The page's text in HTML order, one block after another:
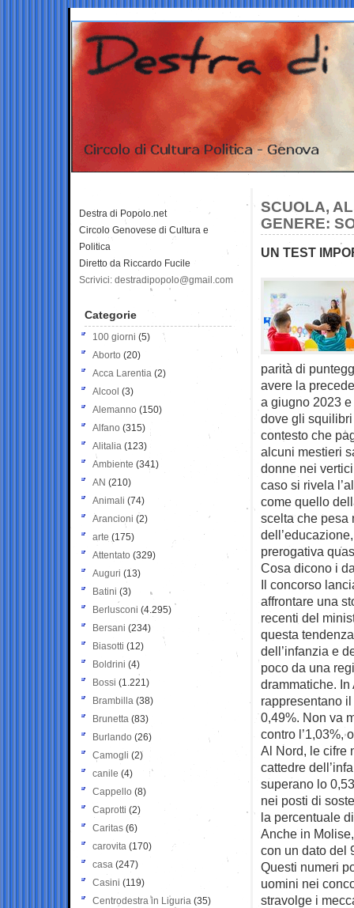
SCUOLA,
GENERE:
UN TEST
parità di
avere la
a giugno 2023
dove gli
contesto che
alcuni mestieri
donne nei
caso si rivela
come quello
scelta che pesa
prerogativa
Cosa dicono i
Il concorso
affrontare una
recenti del
questa
dell’infanzia e
poco da una
drammatiche.
rappresentano
0,49%. Non va
contro l’1,03%,
Al Nord, le cifre
cattedre
superano lo
nei posti di
la percentuale
Anche in
con un dato del
Questi numeri
uomini nei
stravolge i
Destra di Popolo.net
Circolo Genovese di Cultura e
Politica
Diretto da Riccardo Fucile
Scrivici: destradipopolo@gmail.com
Categorie
100 giorni (5)
Aborto (20)
Acca Larentia (2)
Alcool (3)
Alemanno (150)
Alfano (315)
Alitalia (123)
Ambiente (341)
AN (210)
Animali (74)
Arancioni (2)
arte (175)
Attentato (329)
Auguri (13)
Batini (3)
Berlusconi (4.295)
Bersani (234)
Biasotti (12)
Boldrini (4)
Bossi (1.221)
Brambilla (38)
Brunetta (83)
Burlando (26)
Camogli (2)
canile (4)
Cappello (8)
Caprotti (2)
Caritas (6)
carovita (170)
casa (247)
Casini (119)
Centrodestra in Liguria (35)